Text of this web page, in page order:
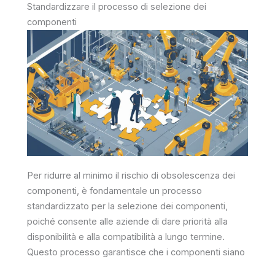
Standardizzare il processo di selezione dei
componenti
Per ridurre al minimo il rischio di obsolescenza dei
componenti, è fondamentale un processo
standardizzato per la selezione dei componenti,
poiché consente alle aziende di dare priorità alla
disponibilità e alla compatibilità a lungo termine.
Questo processo garantisce che i componenti siano